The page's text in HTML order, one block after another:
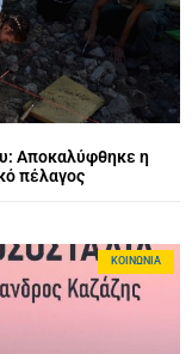
Αποκαλύφθηκε η
πέλαγος
ΚΟΙΝΩΝΊΑ